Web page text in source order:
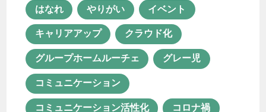
プロジェクト ポコ・ア・ポコ
ユニポス リハビリテーション
リファラル採用
ルーチェ グループホーム
ルーチェの日常 ロボット導入
はなれ やりがい イベント
キャリアアップ クラウド化
グループホームルーチェ グレー児
コミュニケーション
コミュニケーション活性化 コロナ禍